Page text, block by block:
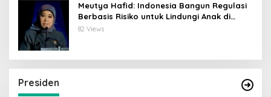
Meutya Hafid: Indonesia Bangun Regulasi
Berbasis Risiko untuk Lindungi Anak di
Dunia Digital
82 Views
Presiden